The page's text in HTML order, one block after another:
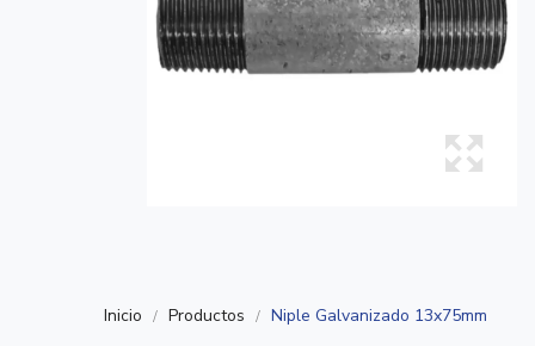
Inicio Productos Niple Galvanizado 13x75mm